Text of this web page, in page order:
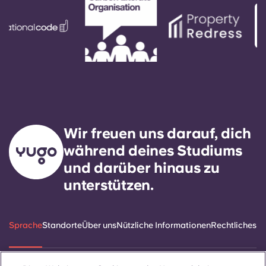
Wir freuen uns darauf, dich
während deines Studiums
und darüber hinaus zu
unterstützen.
SpracheStandorteÜber unsNützliche InformationenRechtliches